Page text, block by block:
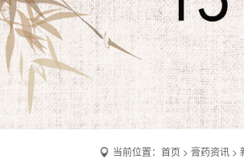
当前位置： 首页 > 膏药资讯 >